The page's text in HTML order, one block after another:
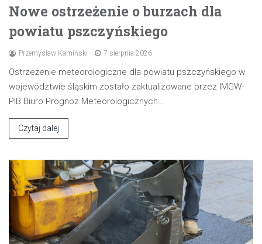
Nowe ostrzeżenie o burzach dla
powiatu pszczyńskiego
Przemysław Kamiński 7 sierpnia 2026
Ostrzeżenie meteorologiczne dla powiatu pszczyńskiego w
województwie śląskim zostało zaktualizowane przez IMGW-
PIB Biuro Prognoz Meteorologicznych…
Czytaj dalej